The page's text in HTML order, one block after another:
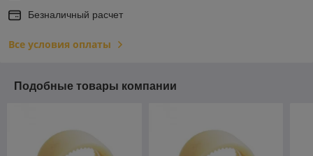
Безналичный расчет
Все условия оплаты
Подобные товары компании